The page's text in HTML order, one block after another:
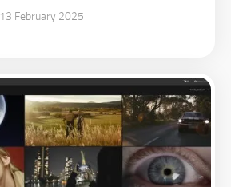
13 February 2025